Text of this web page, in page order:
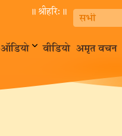
॥ श्रीहरि:॥
ऑडियो वीडियो अमृत वचन